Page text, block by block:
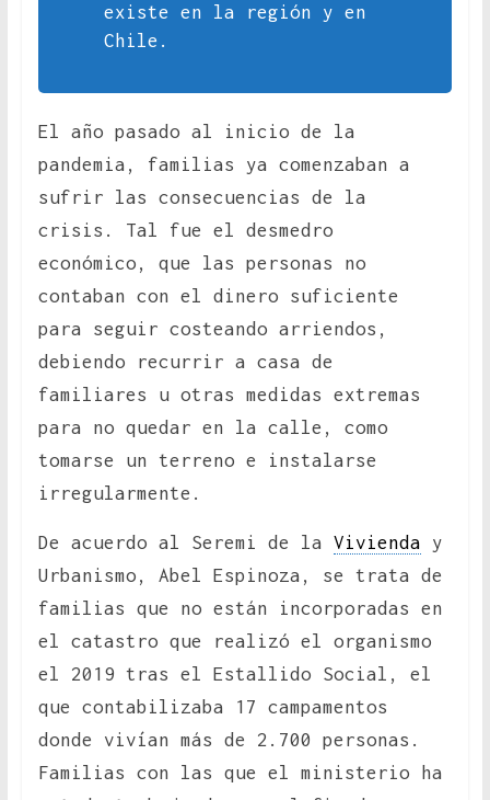
existe en la región y en
Chile.
El año pasado al inicio de la
pandemia, familias ya comenzaban a
sufrir las consecuencias de la
crisis. Tal fue el desmedro
económico, que las personas no
contaban con el dinero suficiente
para seguir costeando arriendos,
debiendo recurrir a casa de
familiares u otras medidas extremas
para no quedar en la calle, como
tomarse un terreno e instalarse
irregularmente.
De acuerdo al Seremi de la Vivienda y
Urbanismo, Abel Espinoza, se trata de
familias que no están incorporadas en
el catastro que realizó el organismo
el 2019 tras el Estallido Social, el
que contabilizaba 17 campamentos
donde vivían más de 2.700 personas.
Familias con las que el ministerio ha